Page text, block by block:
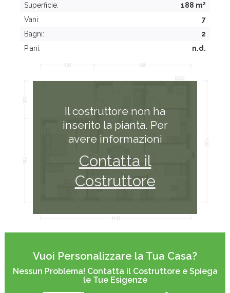
Superficie:
188 m2
Vani:
7
Bagni:
2
Piani:
n.d.
Il costruttore non ha
inserito la pianta. Per
avere informazioni
Contatta il
Costruttore
Vuoi Personalizzare la Tua Casa?
Nessun Problema! Contatta il Costruttore e Spiega
le Tue Esigenze